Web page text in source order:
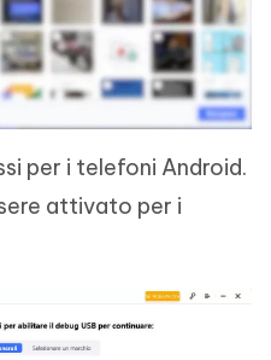
per i telefoni Android.
attivato per i